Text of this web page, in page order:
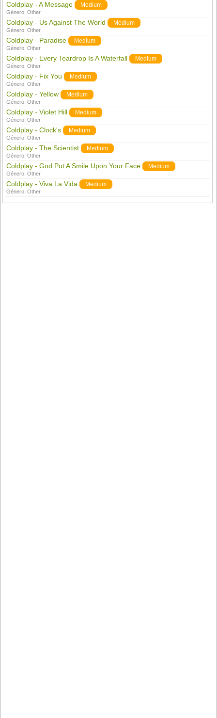
Coldplay - A Message Medium
Género:Other
Coldplay - Us Against The World Medium
Género:Other
Coldplay - Paradise Medium
Género:Other
Coldplay - Every Teardrop Is A Waterfall Medium
Género:Other
Coldplay - Fix You Medium
Género:Other
Coldplay - Yellow Medium
Género:Other
Coldplay - Violet Hill Medium
Género:Other
Coldplay - Clock's Medium
Género:Other
Coldplay - The Scientist Medium
Género:Other
Coldplay - God Put A Smile Upon Your Face Medium
Género:Other
Coldplay - Viva La Vida Medium
Género:Other